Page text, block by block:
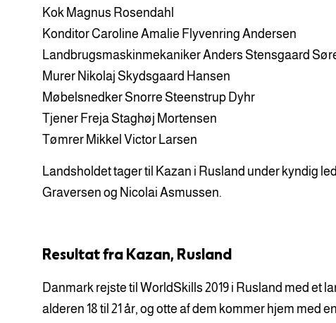
Kok Magnus Rosendahl
Konditor Caroline Amalie Flyvenring Andersen
Landbrugsmaskinmekaniker Anders Stensgaard
Murer Nikolaj Skydsgaard Hansen
Møbelsnedker Snorre Steenstrup Dyhr
Tjener Freja Staghøj Mortensen
Tømrer Mikkel Victor Larsen
Landsholdet tager til Kazan i Rusland under kyndig
Graversen og Nicolai Asmussen.
Resultat fra Kazan, Rusland
Danmark rejste til WorldSkills 2019 i Rusland med et
alderen 18 til 21 år, og otte af dem kommer hjem med